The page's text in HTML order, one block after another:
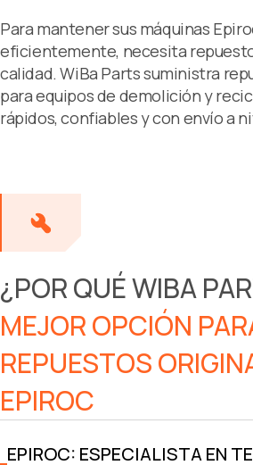
Para mantener sus máquinas
eficientemente, necesita
calidad. WiBa Parts suministra
para equipos de demolición y
rápidos, confiables y con envío a
¿POR QUÉ WIBA
MEJOR OPCIÓN
REPUESTOS
EPIROC
EPIROC: ESPECIALISTA EN